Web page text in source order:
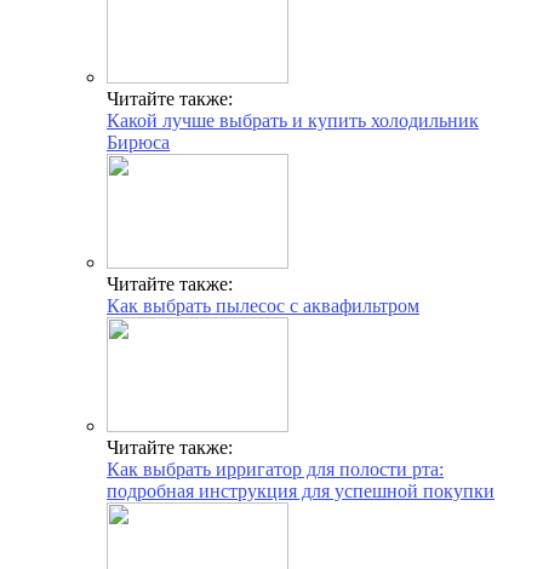
Читайте также:
Какой лучше выбрать и купить холодильник
Бирюса
Читайте также:
Как выбрать пылесос с аквафильтром
Читайте также:
Как выбрать ирригатор для полости рта:
подробная инструкция для успешной покупки